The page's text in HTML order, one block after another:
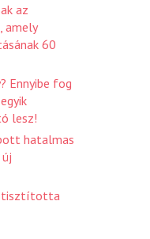
az
amely
60
Ennyibe fog
lesz!
hatalmas
tisztította